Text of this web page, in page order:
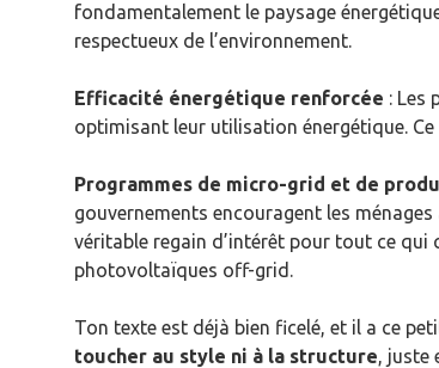
fondamentalement le paysage
respectueux de l’environnement.
Efficacité énergétique renforcée : Les
optimisant leur utilisation énergétique.
Programmes de micro-grid et de
gouvernements encouragent les
véritable regain d’intérêt pour tout ce qui
photovoltaïques off-grid.
Ton texte est déjà bien ficelé, et il a ce
toucher au style ni à la structure, juste